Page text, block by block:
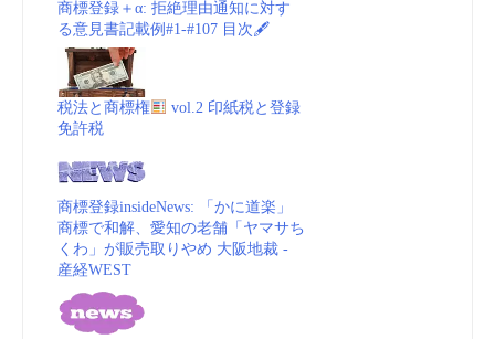
표
理
(NAQS)
標
商標登録＋α: 拒絶理由通知に対す
る意見書記載例#1-#107 目次🖋
税法と商標権
vol.2 印紙税と登録
免許税
商標登録insideNews: 「かに道楽」
商標で和解、愛知の老舗「ヤマサち
くわ」が販売取りやめ 大阪地裁 -
産経WEST